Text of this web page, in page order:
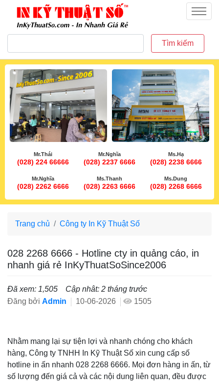
inkythuatso.com
Menu
Tìm kiếm
Mr.Thái
(028) 224 66666
Mr.Nghĩa
(028) 2237 6666
Ms.Hạ
(028) 2238 6666
Mr.Nghĩa
(028) 2262 6666
Ms.Thanh
(028) 2263 6666
Ms.Dung
(028) 2268 6666
Trang chủ Công ty In Kỹ Thuật Số
028 2268 6666 - Hotline cty in quảng cáo, in
nhanh giá rẻ InKyThuatSoSince2006
Đã xem: 1,505
Cập nhât: 2 tháng trước
Đăng bởi Admin 10-06-2026 1505
Nhằm mang lại sự tiện lợi và nhanh chóng cho khách
hàng, Công ty TNHH In Kỹ Thuật Số xin cung cấp số
hotline in ấn nhanh 028 2268 6666. Mọi đơn hàng in ấn, từ
số lượng đến giá cả và các nội dung liên quan, đều được